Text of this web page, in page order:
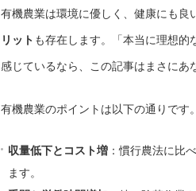
有機農業は環境に優しく、健康にも良
リット も存在します。「本当に理想的
感じているなら、この記事はまさにあ
有機農業のポイントは以下の通りです。
収量低下とコスト増 ：慣行農法に比
ます。